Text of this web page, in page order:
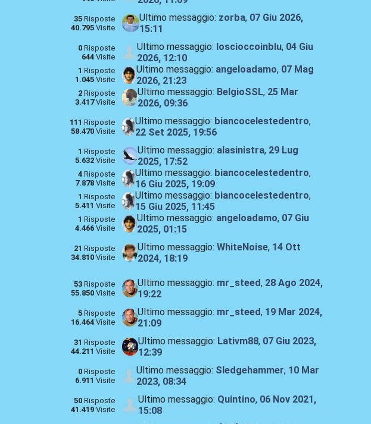
35Risposte
40.795Visite
Ultimo messaggio: zorba, 07 Giu 2026,
15:11
0Risposte
644Visite
Ultimo messaggio: loscioccoinblu, 04 Giu
2026, 12:10
1 Risposte
1.045Visite
Ultimo messaggio: angeloadamo, 07 Mag
2026, 21:23
2Risposte
3.417Visite
Ultimo messaggio: BelgioSSL, 25 Mar
2026, 09:36
111 Risposte
58.470Visite
Ultimo messaggio: biancocelestedentro,
22 Set 2025, 19:56
1 Risposte
5.632Visite
Ultimo messaggio: alasinistra, 29 Lug
2025, 17:52
4Risposte
7.878Visite
Ultimo messaggio: biancocelestedentro,
16 Giu 2025, 19:09
1 Risposte
5.411 Visite
Ultimo messaggio: biancocelestedentro,
15 Giu 2025, 11:45
1 Risposte
4.466Visite
Ultimo messaggio: angeloadamo, 07 Giu
2025, 01:15
21 Risposte
34.810Visite
Ultimo messaggio: WhiteNoise, 14 Ott
2024, 18:19
53Risposte
55.850Visite
Ultimo messaggio: mr_steed, 28 Ago 2024,
19:22
5Risposte
16.464Visite
Ultimo messaggio: mr_steed, 19 Mar 2024,
21:09
31 Risposte
44.211 Visite
Ultimo messaggio: Lativm88, 07 Giu 2023,
12:39
0Risposte
6.911 Visite
Ultimo messaggio: Sledgehammer, 10 Mar
2023, 08:34
50Risposte
41.419Visite
Ultimo messaggio: Quintino, 06 Nov 2021,
15:08